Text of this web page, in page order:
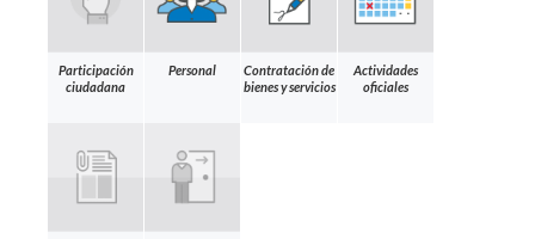
Participación
ciudadana
Personal
Contratación de
bienes y servicios
Actividades
oficiales